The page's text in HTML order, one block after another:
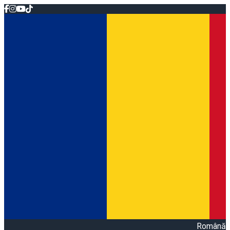
Română